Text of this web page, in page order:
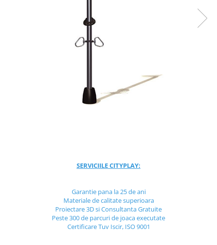
Echipamente de catarat
Echipamente tematice
Terenuri Multisport
Echipamente fitness
SERVICIILE CITYPLAY:
Garantie pana la 25 de ani
Materiale de calitate superioara
Proiectare 3D si Consultanta Gratuite
Peste 300 de parcuri de joaca executate
Certificare Tuv Iscir, ISO 9001